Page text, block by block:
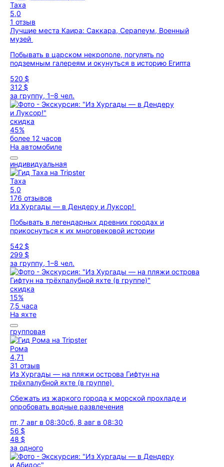
Таха
5,0
1 отзыв
Лучшие места Каира: Саккара, Серапеум, Военный
музей
Побывать в царском некрополе, погулять по
подземным галереям и окунуться в историю Египта
520 $
312 $
за группу, 1–8 чел.
скидка
45%
более 12 часов
На автомобиле
индивидуальная
Таха
5,0
176 отзывов
Из Хургады — в Дендеру и Луксор!
Побывать в легендарных древних городах и
прикоснуться к их многовековой истории
542 $
299 $
за группу, 1–8 чел.
скидка
15%
7,5 часа
На яхте
групповая
Рома
4,71
31 отзыв
Из Хургады — на пляжи острова Гифтун на
трёхпалубной яхте (в группе)
Сбежать из жаркого города к морской прохладе и
опробовать водные развлечения
пт, 7 авг в 08:30сб, 8 авг в 08:30
56 $
48 $
за одного